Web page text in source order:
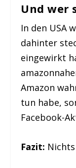
Und wer
In den USA
dahinter
eingewirkt
Amazon
tun habe,
Facebook-
Fazit: